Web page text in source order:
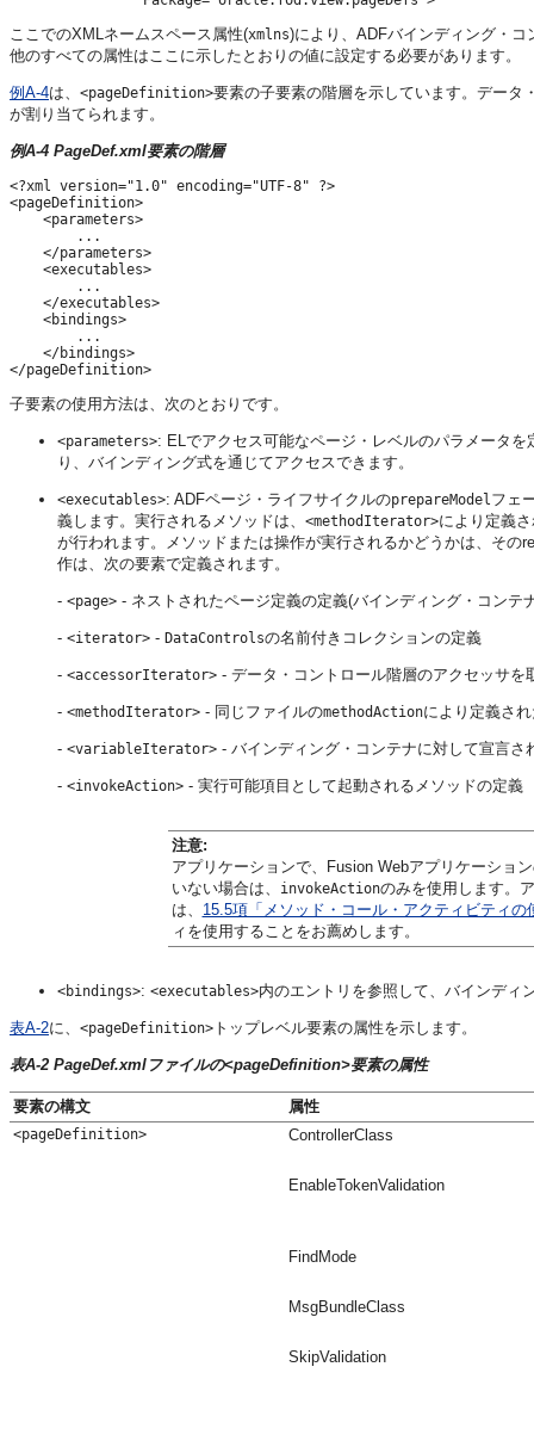
ここでのXMLネームスペース属性(xmlns)により、ADFバインディング・
他のすべての属性はここに示したとおりの値に設定する必要があります。
例A-4は、 <pageDefinition>要素の子要素の階層を示しています。データ
が割り当てられます。
例A-4 PageDef.xml要素の階層
<?xml version="1.0" encoding="UTF-8" ?>
<pageDefinition>
    <parameters>
        ...
    </parameters>
    <executables>
        ...
    </executables>
    <bindings>
        ...
    </bindings>
子要素の使用方法は、次のとおりです。
<parameters>: ELでアクセス可能なページ・レベルのパラメータ
り、バインディング式を通じてアクセスできます。
<executables>: ADFページ・ライフサイクルのprepareModel フェ
義します。実行されるメソッドは、 <methodIterator>により定義
が行われます。メソッドまたは操作が実行されるかどうかは、その
作は、次の要素で定義されます。
- <page> - ネストされたページ定義の定義(バインディング・コンテ
- <iterator> - DataControlsの名前付きコレクションの定義
- <accessorIterator> - データ・コントロール階層のアクセッサを
- <methodIterator> - 同じファイルのmethodActionにより定義さ
- <variableIterator> - バインディング・コンテナに対して宣言
- <invokeAction> - 実行可能項目として起動されるメソッドの定義
注意:
アプリケーションで、Fusion Webアプリケーショ
いない場合は、
invokeActionのみを使用します。
は、 15.5項「メソッド・コール・アクティビティの
ィを使用することをお薦めします。
<bindings>: <executables>内のエントリを参照して、バインディ
表A-2に、 <pageDefinition> トップレベル要素の属性を示します。
表A-2 PageDef.xmlファイルの<pageDefinition>要素の属性
要素の構文 属性
<pageDefinition> ControllerClass
EnableTokenValidation
FindMode
MsgBundleClass
SkipValidation